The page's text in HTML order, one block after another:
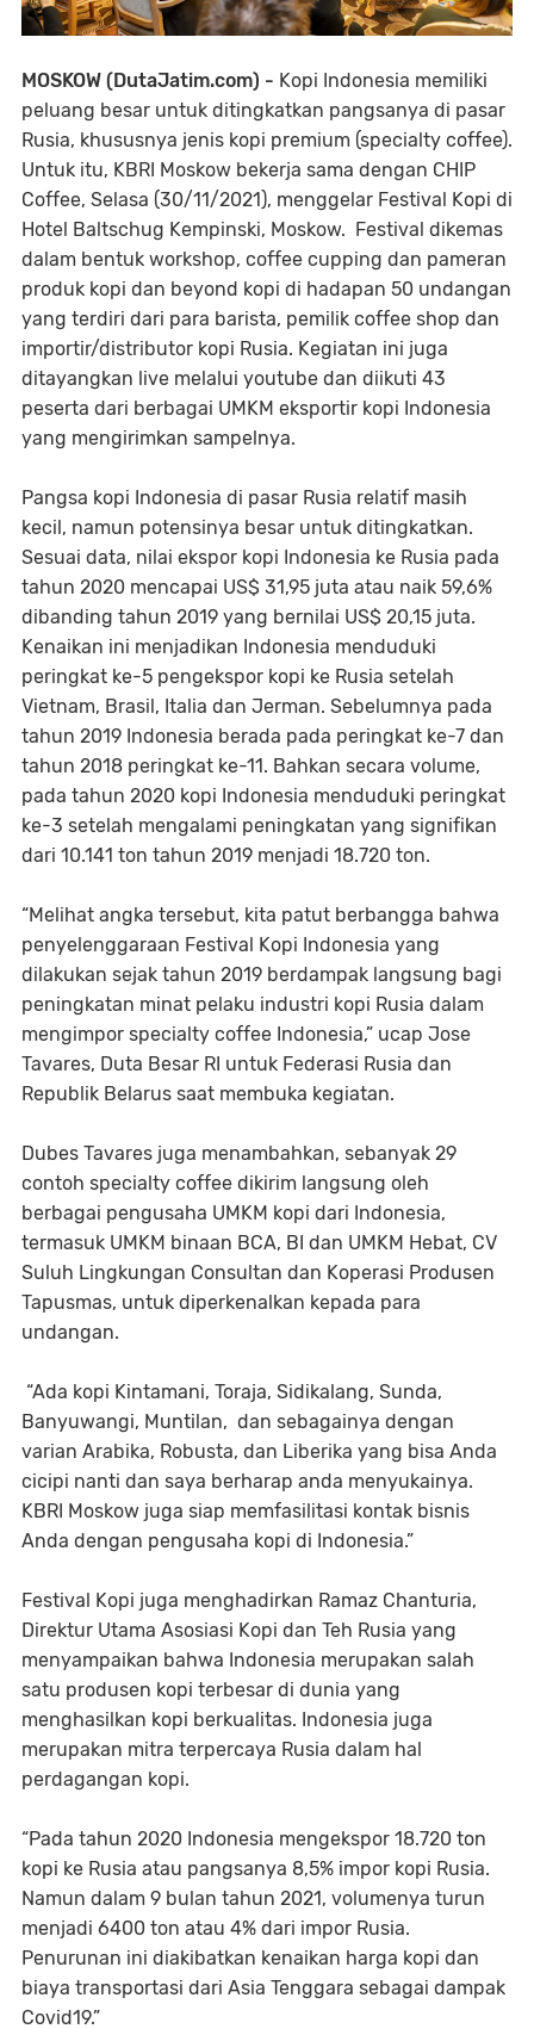
MOSKOW (DutaJatim.com) - Kopi Indonesia memiliki
peluang besar untuk ditingkatkan pangsanya di pasar
Rusia, khususnya jenis kopi premium (specialty coffee).
Untuk itu, KBRI Moskow bekerja sama dengan CHIP
Coffee, Selasa (30/11/2021), menggelar Festival Kopi di
Hotel Baltschug Kempinski, Moskow. Festival dikemas
dalam bentuk workshop, coffee cupping dan pameran
produk kopi dan beyond kopi di hadapan 50 undangan
yang terdiri dari para barista, pemilik coffee shop dan
importir/distributor kopi Rusia. Kegiatan ini juga
ditayangkan live melalui youtube dan diikuti 43
peserta dari berbagai UMKM eksportir kopi Indonesia
yang mengirimkan sampelnya.
Pangsa kopi Indonesia di pasar Rusia relatif masih
kecil, namun potensinya besar untuk ditingkatkan.
Sesuai data, nilai ekspor kopi Indonesia ke Rusia pada
tahun 2020 mencapai US$ 31,95 juta atau naik 59,6%
dibanding tahun 2019 yang bernilai US$ 20,15 juta.
Kenaikan ini menjadikan Indonesia menduduki
peringkat ke-5 pengekspor kopi ke Rusia setelah
Vietnam, Brasil, Italia dan Jerman. Sebelumnya pada
tahun 2019 Indonesia berada pada peringkat ke-7 dan
tahun 2018 peringkat ke-11. Bahkan secara volume,
pada tahun 2020 kopi Indonesia menduduki peringkat
ke-3 setelah mengalami peningkatan yang signifikan
dari 10.141 ton tahun 2019 menjadi 18.720 ton.
“Melihat angka tersebut, kita patut berbangga bahwa
penyelenggaraan Festival Kopi Indonesia yang
dilakukan sejak tahun 2019 berdampak langsung bagi
peningkatan minat pelaku industri kopi Rusia dalam
mengimpor specialty coffee Indonesia,” ucap Jose
Tavares, Duta Besar RI untuk Federasi Rusia dan
Republik Belarus saat membuka kegiatan.
Dubes Tavares juga menambahkan, sebanyak 29
contoh specialty coffee dikirim langsung oleh
berbagai pengusaha UMKM kopi dari Indonesia,
termasuk UMKM binaan BCA, BI dan UMKM Hebat, CV
Suluh Lingkungan Consultan dan Koperasi Produsen
Tapusmas, untuk diperkenalkan kepada para
undangan.
“Ada kopi Kintamani, Toraja, Sidikalang, Sunda,
Banyuwangi, Muntilan, dan sebagainya dengan
varian Arabika, Robusta, dan Liberika yang bisa Anda
cicipi nanti dan saya berharap anda menyukainya.
KBRI Moskow juga siap memfasilitasi kontak bisnis
Anda dengan pengusaha kopi di Indonesia.”
Festival Kopi juga menghadirkan Ramaz Chanturia,
Direktur Utama Asosiasi Kopi dan Teh Rusia yang
menyampaikan bahwa Indonesia merupakan salah
satu produsen kopi terbesar di dunia yang
menghasilkan kopi berkualitas. Indonesia juga
merupakan mitra terpercaya Rusia dalam hal
perdagangan kopi.
“Pada tahun 2020 Indonesia mengekspor 18.720 ton
kopi ke Rusia atau pangsanya 8,5% impor kopi Rusia.
Namun dalam 9 bulan tahun 2021, volumenya turun
menjadi 6400 ton atau 4% dari impor Rusia.
Penurunan ini diakibatkan kenaikan harga kopi dan
biaya transportasi dari Asia Tenggara sebagai dampak
Covid19.”